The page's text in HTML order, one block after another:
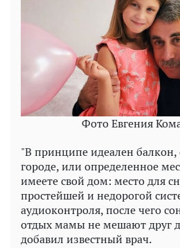
Фото Евгения
"В принципе идеален балкон,
городе, или определенное
имеете свой дом: место для
простейшей и недорогой
аудиоконтроля, после чего
отдых мамы не мешают друг
добавил известный врач.